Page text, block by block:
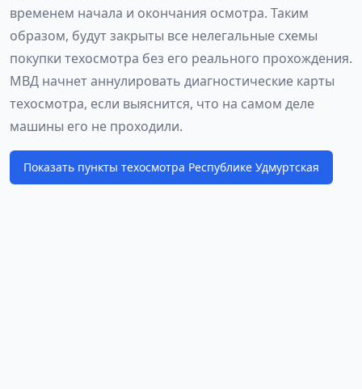
временем начала и окончания осмотра. Таким
образом, будут закрыты все нелегальные схемы
покупки техосмотра без его реального прохождения.
МВД начнет аннулировать диагностические карты
техосмотра, если выяснится, что на самом деле
машины его не проходили.
Показать пункты техосмотра Республике Удмуртская